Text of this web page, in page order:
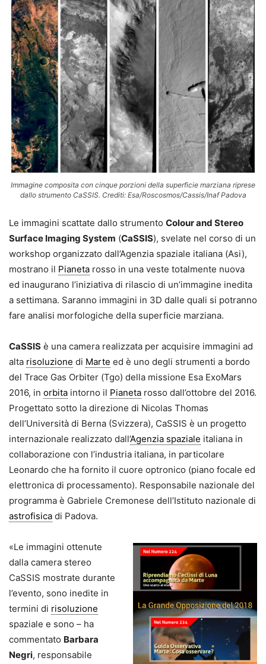
Immagine composita con cinque porzioni della superficie marziana riprese
dallo strumento CaSSIS. Crediti: Esa/Roscosmos/Cassis/Inaf Padova
Le immagini scattate dallo strumento Colour and Stereo
Surface Imaging System (CaSSIS), svelate nel corso di un
workshop organizzato dall’Agenzia spaziale italiana (Asi),
mostrano il Pianeta rosso in una veste totalmente nuova
ed inaugurano l’iniziativa di rilascio di un’immagine inedita
a settimana. Saranno immagini in 3D dalle quali si potranno
fare analisi morfologiche della superficie marziana.
CaSSIS è una camera realizzata per acquisire immagini ad
alta risoluzione di Marte ed è uno degli strumenti a bordo
del Trace Gas Orbiter (Tgo) della missione Esa ExoMars
2016, in orbita intorno il Pianeta rosso dall’ottobre del 2016.
Progettato sotto la direzione di Nicolas Thomas
dell’Università di Berna (Svizzera), CaSSIS è un progetto
internazionale realizzato dall’Agenzia spaziale italiana in
collaborazione con l’industria italiana, in particolare
Leonardo che ha fornito il cuore optronico (piano focale ed
elettronica di processamento). Responsabile nazionale del
programma è Gabriele Cremonese dell’Istituto nazionale di
astrofisica di Padova.
«Le immagini ottenute
dalla camera stereo
CaSSIS mostrate durante
l’evento, sono inedite in
termini di risoluzione
spaziale e sono – ha
commentato Barbara
Negri, responsabile